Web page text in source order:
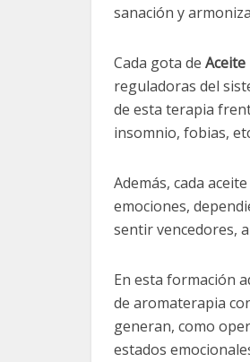
sanación y
Cada gota de Aceite
reguladoras del
de esta terapia
insomnio, fobias,
Además, cada
emociones,
sentir vencedores,
En esta formación
de aromaterapia
generan, como
estados